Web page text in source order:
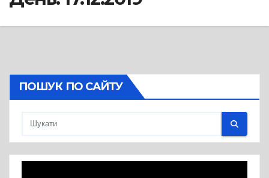
ПОШУК ПО САЙТУ